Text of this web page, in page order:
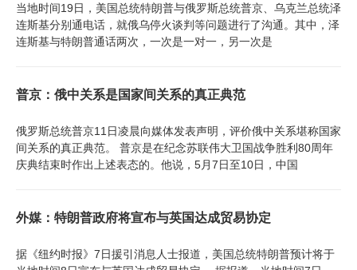
当地时间19日，美国总统特朗普与俄罗斯总统普京、乌克兰总统泽
连斯基分别通电话，就俄乌停火谈判等问题进行了沟通。其中，泽
连斯基与特朗普通话两次，一次是一对一，另一次是
普京：俄中关系是国家间关系的真正典范
俄罗斯总统普京11日凌晨向媒体发表声明，评价俄中关系堪称国家
间关系的真正典范。 普京是在纪念苏联伟大卫国战争胜利80周年
庆典结束时作出上述表态的。他说，5月7日至10日，中国
外媒：特朗普政府将宣布与英国达成贸易协定
据《纽约时报》7日援引消息人士报道，美国总统特朗普预计将于